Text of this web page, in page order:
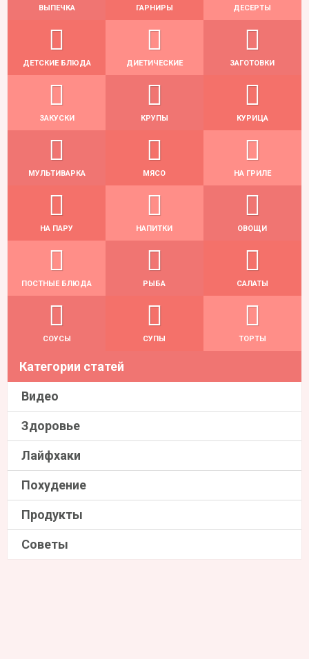
ВЫПЕЧКА ГАРНИРЫ ДЕСЕРТЫ
ДЕТСКИЕ БЛЮДА ДИЕТИЧЕСКИЕ ЗАГОТОВКИ
ЗАКУСКИ КРУПЫ КУРИЦА
МУЛЬТИВАРКА МЯСО НА ГРИЛЕ
НА ПАРУ НАПИТКИ ОВОЩИ
ПОСТНЫЕ БЛЮДА РЫБА САЛАТЫ
СОУСЫ СУПЫ ТОРТЫ
Категории статей
Видео
Здоровье
Лайфхаки
Похудение
Продукты
Советы